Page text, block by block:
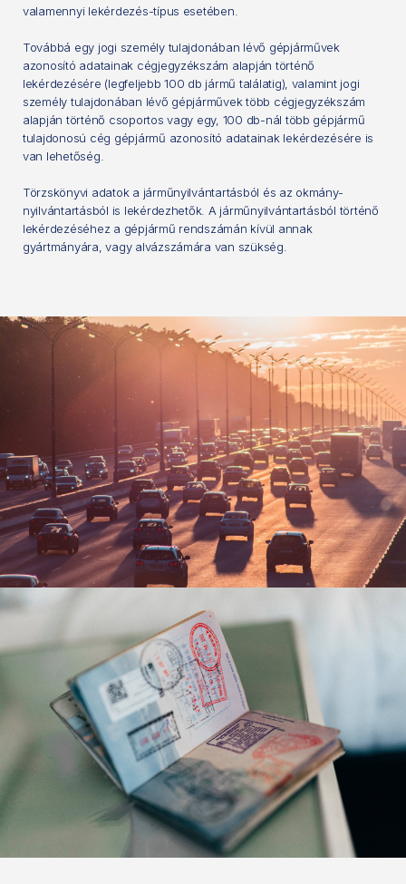
valamennyi lekérdezés-típus esetében.
Továbbá egy jogi személy tulajdonában lévő gépjárművek
azonosító adatainak cégjegyzékszám alapján történő
lekérdezésére (legfeljebb 100 db jármű találatig), valamint jogi
személy tulajdonában lévő gépjárművek több cégjegyzékszám
alapján történő csoportos vagy egy, 100 db-nál több gépjármű
tulajdonosú cég gépjármű azonosító adatainak lekérdezésére is
van lehetőség.
Törzskönyvi adatok a járműnyilvántartásból és az okmány-
nyilvántartásból is lekérdezhetők. A járműnyilvántartásból történő
lekérdezéséhez a gépjármű rendszámán kívül annak
gyártmányára, vagy alvázszámára van szükség.